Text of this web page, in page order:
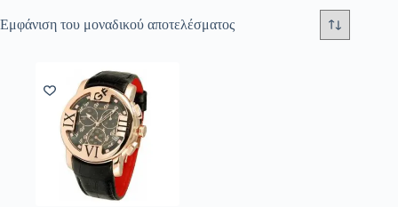
Εμφάνιση του μοναδικού αποτελέσματος